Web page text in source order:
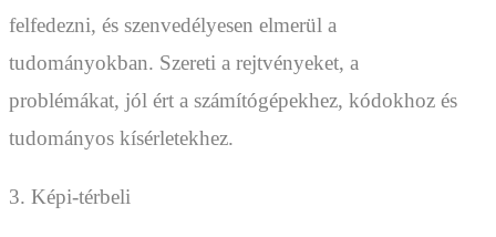
felfedezni, és szenvedélyesen elmerül a
tudományokban. Szereti a rejtvényeket, a
problémákat, jól ért a számítógépekhez, kódokhoz és
tudományos kísérletekhez.
3. Képi-térbeli